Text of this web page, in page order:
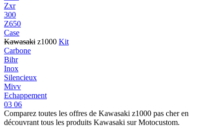
Zxr
300
Z650
Case
Kawasaki z1000 Kit
Carbone
Bihr
Inox
Silencieux
Mivv
Echappement
03 06
Comparez toutes les offres de Kawasaki z1000 pas cher en
découvrant tous les produits Kawasaki sur Motocustom.